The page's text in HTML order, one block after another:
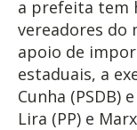
a prefeita tem
vereadores do
apoio de
estaduais, a
Cunha (PSDB)
Lira (PP) e